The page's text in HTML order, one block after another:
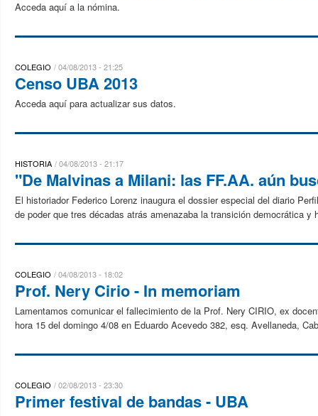
Acceda aquí a la nómina.
COLEGIO 04/08/2013 - 21:25
Censo UBA 2013
Acceda aquí para actualizar sus datos.
HISTORIA 04/08/2013 - 21:17
"De Malvinas a Milani: las FF.AA. aún
El historiador Federico Lorenz inaugura el dossier especial del diario
de poder que tres décadas atrás amenazaba la transición democrática y
COLEGIO 04/08/2013 - 18:02
Prof. Nery Cirio - In memoriam
Lamentamos comunicar el fallecimiento de la Prof. Nery CIRIO, ex
hora 15 del domingo 4/08 en Eduardo Acevedo 382, esq. Avellaneda,
COLEGIO 02/08/2013 - 23:30
Primer festival de bandas - UBA